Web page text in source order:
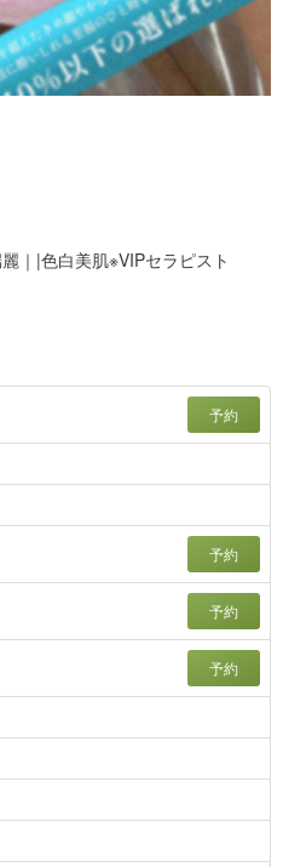
｜|色白美肌※VIPセラピスト
予約
予約
予約
予約